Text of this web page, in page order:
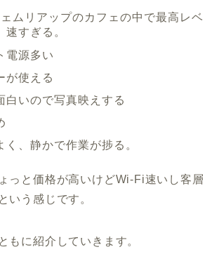
ムリアップのカフェの中で最高レベ
速すぎる。
電源多い
が使える
白いので写真映えする
く、静かで作業が捗る。
っと価格が高いけどWi-Fi速いし客層
いう感じです。
もに紹介していきます。